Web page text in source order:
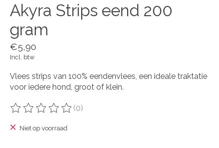
Akyra Strips eend 200
gram
€5,90
Incl. btw
Vlees strips van 100% eendenvlees, een ideale traktatie
voor iedere hond, groot of klein.
De beoordeling van dit product is
(0)
Niet op voorraad